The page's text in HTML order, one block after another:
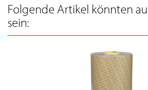
Folgende Artikel könnten
sein: